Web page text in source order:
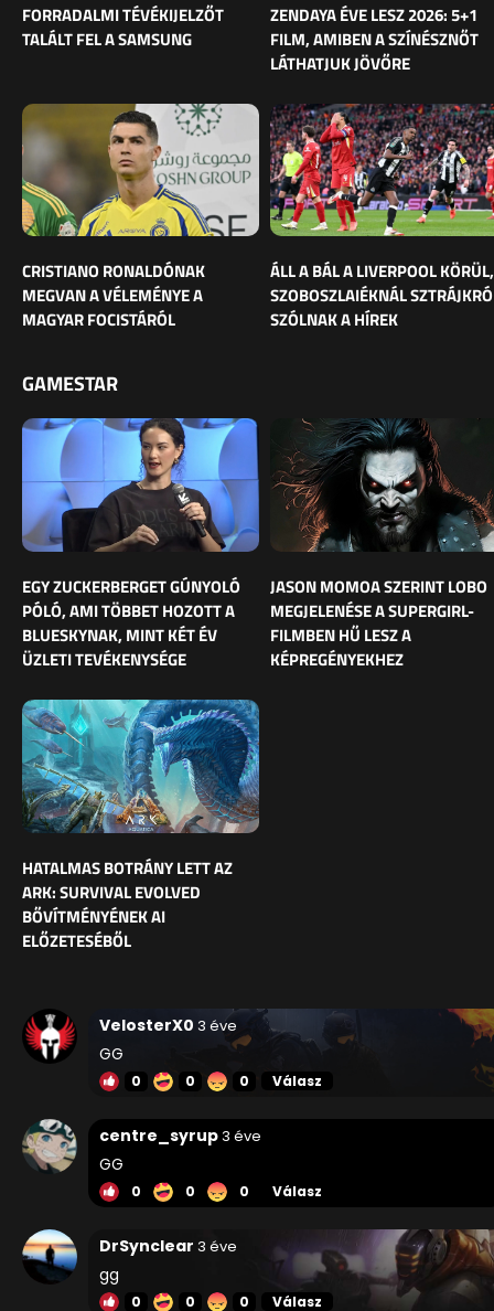
FORRADALMI TÉVÉKIJELZŐT
TALÁLT FEL A SAMSUNG
ZENDAYA ÉVE LESZ 2026: 5+1
FILM, AMIBEN A SZÍNÉSZNŐT
LÁTHATJUK JÖVŐRE
CRISTIANO RONALDÓNAK
MEGVAN A VÉLEMÉNYE A
MAGYAR FOCISTÁRÓL
ÁLL A BÁL A LIVERPOOL KÖRÜL,
SZOBOSZLAIÉKNÁL
SZÓLNAK A HÍREK
GAMESTAR
EGY ZUCKERBERGET GÚNYOLÓ
PÓLÓ, AMI TÖBBET HOZOTT A
BLUESKYNAK, MINT KÉT ÉV
ÜZLETI TEVÉKENYSÉGE
JASON MOMOA SZERINT LOBO
MEGJELENÉSE A SUPERGIRL-
FILMBEN HŰ LESZ A
KÉPREGÉNYEKHEZ
HATALMAS BOTRÁNY LETT AZ
ARK: SURVIVAL EVOLVED
BŐVÍTMÉNYÉNEK AI
ELŐZETESÉBŐL
VelosterX0 3 éve
GG
0 0 0 Válasz
centre_syrup3 éve
GG
0 0 0 Válasz
DrSynclear 3 éve
gg
0 0 0 Válasz